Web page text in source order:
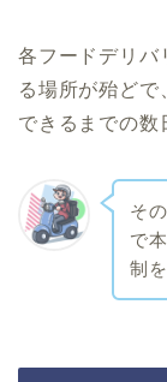
各フードデリバ
る場所が殆どで
できるまでの数
そ
で
制